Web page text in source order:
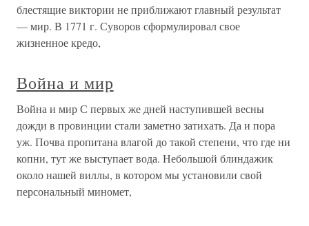
блестящие виктории не приближают главный результат
— мир. В 1771 г. Суворов сформулировал свое
жизненное кредо,
Война и мир
Война и мир С первых же дней наступившей весны
дожди в провинции стали заметно затихать. Да и пора
уж. Почва пропитана влагой до такой степени, что где ни
копни, тут же выступает вода. Небольшой блиндажик
около нашей виллы, в котором мы установили свой
персональный миномет,